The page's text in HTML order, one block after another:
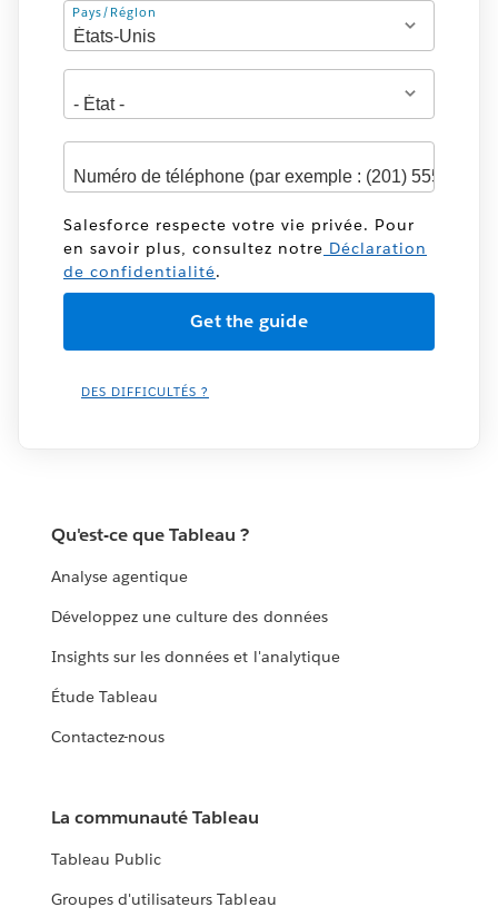
Adresse
Pays/Région
Salesforce respecte votre vie privée. Pour
en savoir plus, consultez notre Déclaration
de confidentialité.
DES DIFFICULTÉS ?
Qu'est-ce que Tableau ?
Analyse agentique
Développez une culture des données
Insights sur les données et l'analytique
Étude Tableau
Contactez-nous
La communauté Tableau
Tableau Public
Groupes d'utilisateurs Tableau